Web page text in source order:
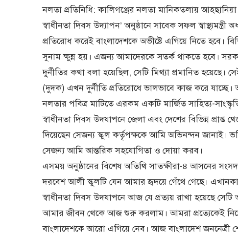
নলতা প্রতিনিধি: কালিগঞ্জের নলতা মানিকতলায়
স্বাধীনতা দিবস উদ্যাপন’ অনুষ্ঠানে সাবেক সফল
প্রতিরোধ করেই বাংলাদেশকে অভীষ্টে এগিয়ে নিতে হবে।
সুনাম ক্ষুন্ন হয়। এজন্য আমাদেরকে সতর্ক থাকতে হবে।
দুর্নীতির কথা বলা হয়েছিল, সেটি মিথ্যা প্রমানিত হয়েছে।
(দুদক) এখন দুর্নীতি প্রতিরোধে ভালভাবে কাজ করে
নলতার পবিত্র মাটিতে এরকম একটি মার্জিত সাহিত্য-
স্বাধীনতা দিবস উদযাপনে জেলা এবং দেশের বিভিন্ন প্রাপ্ত
দিয়েছেন সেজন্য স্কুল কর্তৃপক্ষকে আমি অভিনন্দন জানাই।
সেজন্য আমি আন্তরিক সহযোগিতা ও দোয়া করব।
এসময় অনুষ্ঠানের বিশেষ অতিথি সাতক্ষীরা-৪ আসনের
দরবেশ আলী স্কুলটি যেন আমার হৃদয়ে গেঁথে গেছে।
স্বাধীনতা দিবস উদযাপনে আজ যে প্রত্যয় রাখা হয়েছে
আমার জীবন থেকে আজ শুরু করলাম। আমরা প্রত্যেকেই
বাংলাদেশকে আরো এগিয়ে নেব। আজ বাংলাদেশ জননেত্রী